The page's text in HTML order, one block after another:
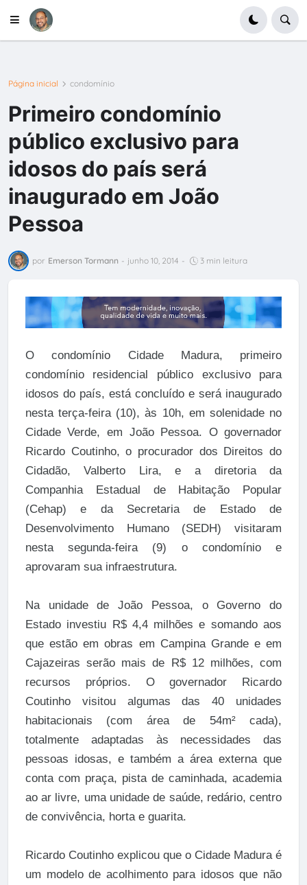
Página inicial condomínio
Primeiro condomínio
público exclusivo para
idosos do país será
inaugurado em João
Pessoa
por Emerson Tormann - junho 10, 2014 - 3 min leitura
O condomínio Cidade Madura, primeiro
condomínio residencial público exclusivo para
idosos do país, está concluído e será inaugurado
nesta terça-feira (10), às 10h, em solenidade no
Cidade Verde, em João Pessoa. O governador
Ricardo Coutinho, o procurador dos Direitos do
Cidadão, Valberto Lira, e a diretoria da
Companhia Estadual de Habitação Popular
(Cehap) e da Secretaria de Estado de
Desenvolvimento Humano (SEDH) visitaram
nesta segunda-feira (9) o condomínio e
aprovaram sua infraestrutura.
Na unidade de João Pessoa, o Governo do
Estado investiu R$ 4,4 milhões e somando aos
que estão em obras em Campina Grande e em
Cajazeiras serão mais de R$ 12 milhões, com
recursos próprios. O governador Ricardo
Coutinho visitou algumas das 40 unidades
habitacionais (com área de 54m² cada),
totalmente adaptadas às necessidades das
pessoas idosas, e também a área externa que
conta com praça, pista de caminhada, academia
ao ar livre, uma unidade de saúde, redário, centro
de convivência, horta e guarita.
Ricardo Coutinho explicou que o Cidade Madura é
um modelo de acolhimento para idosos que não